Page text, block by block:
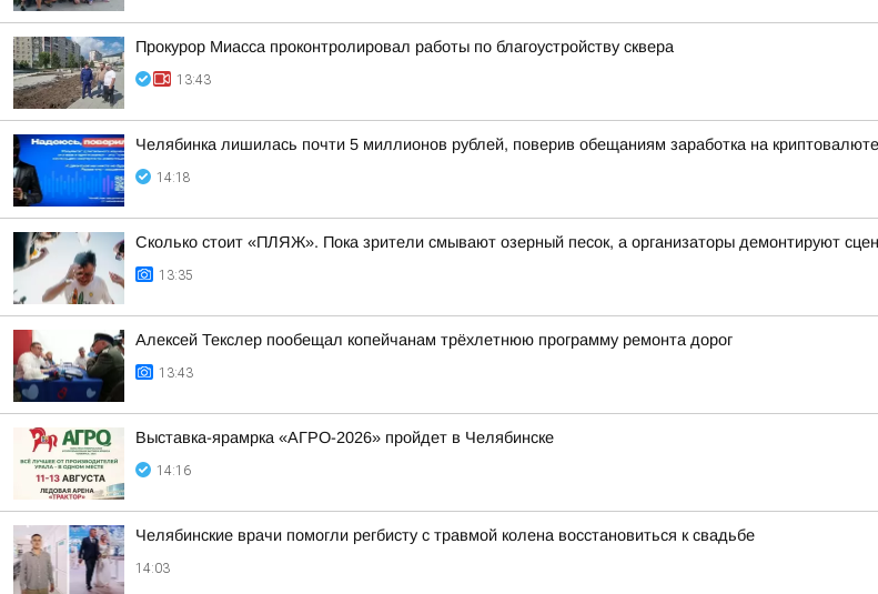
Прокурор Миасса проконтролировал работы по благоустройству сквера
13:43
Челябинка лишилась почти 5 миллионов рублей, поверив обещаниям заработка на криптовалюте
14:18
Сколько стоит «ПЛЯЖ». Пока зрители смывают озерный песок, а организаторы демонтируют
13:35
Алексей Текслер пообещал копейчанам трёхлетнюю программу ремонта дорог
13:43
Выставка-ярамрка «АГРО-2026» пройдет в Челябинске
14:16
Челябинские врачи помогли регбисту с травмой колена восстановиться к свадьбе
14:03